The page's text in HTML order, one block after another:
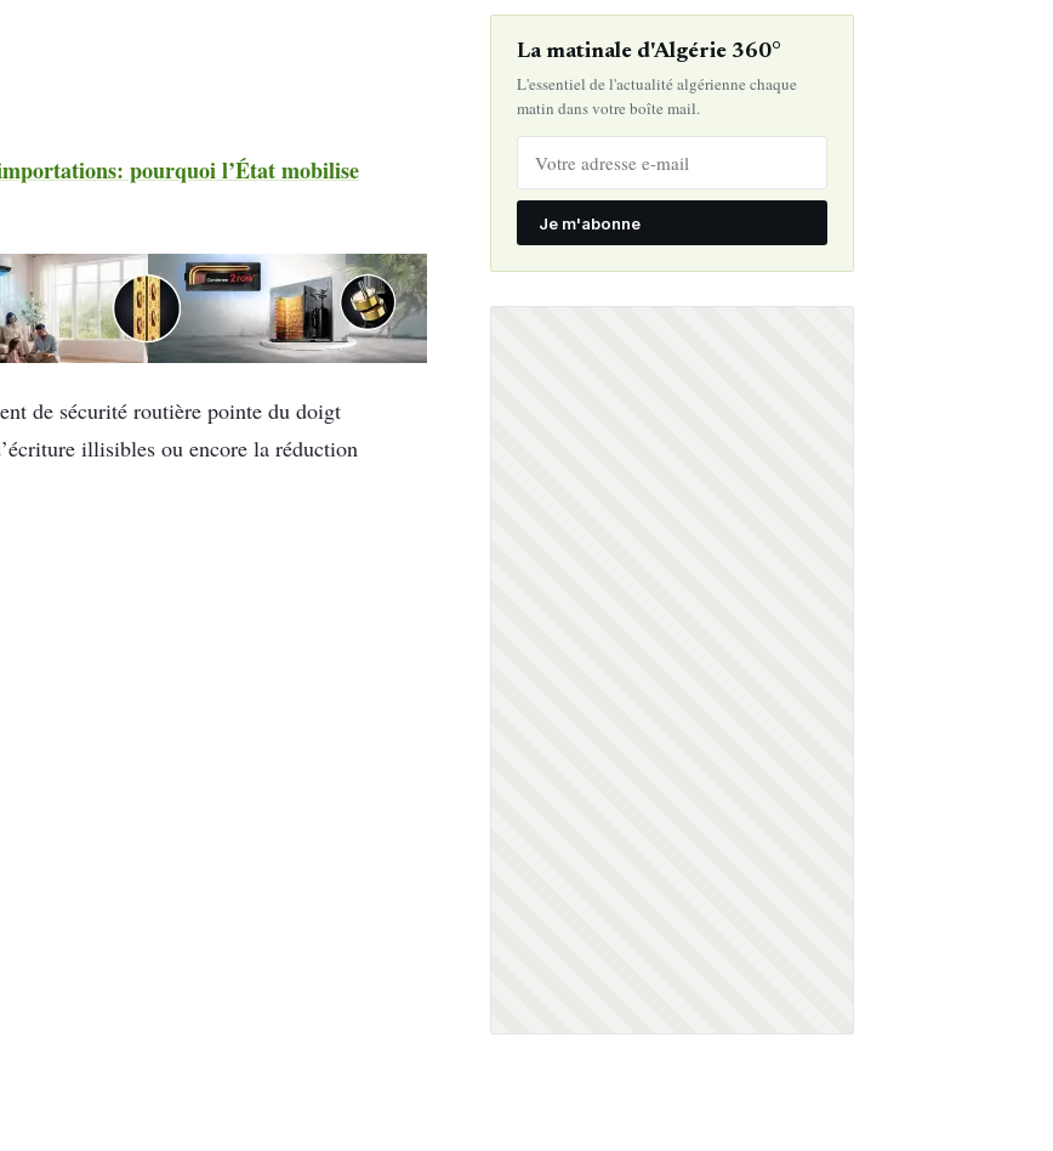
pourquoi l’État mobilise
de sécurité routière pointe du doigt
illisibles ou encore la réduction
La matinale d'Algérie 360°
L'essentiel de l'actualité algérienne chaque
matin dans votre boîte mail.
Je m'abonne